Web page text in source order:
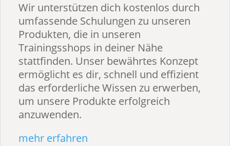
Wir unterstützen dich kostenlos durch
umfassende Schulungen zu unseren
Produkten, die in unseren
Trainingsshops in deiner Nähe
stattfinden. Unser bewährtes Konzept
ermöglicht es dir, schnell und effizient
das erforderliche Wissen zu erwerben,
um unsere Produkte erfolgreich
anzuwenden.
mehr erfahren